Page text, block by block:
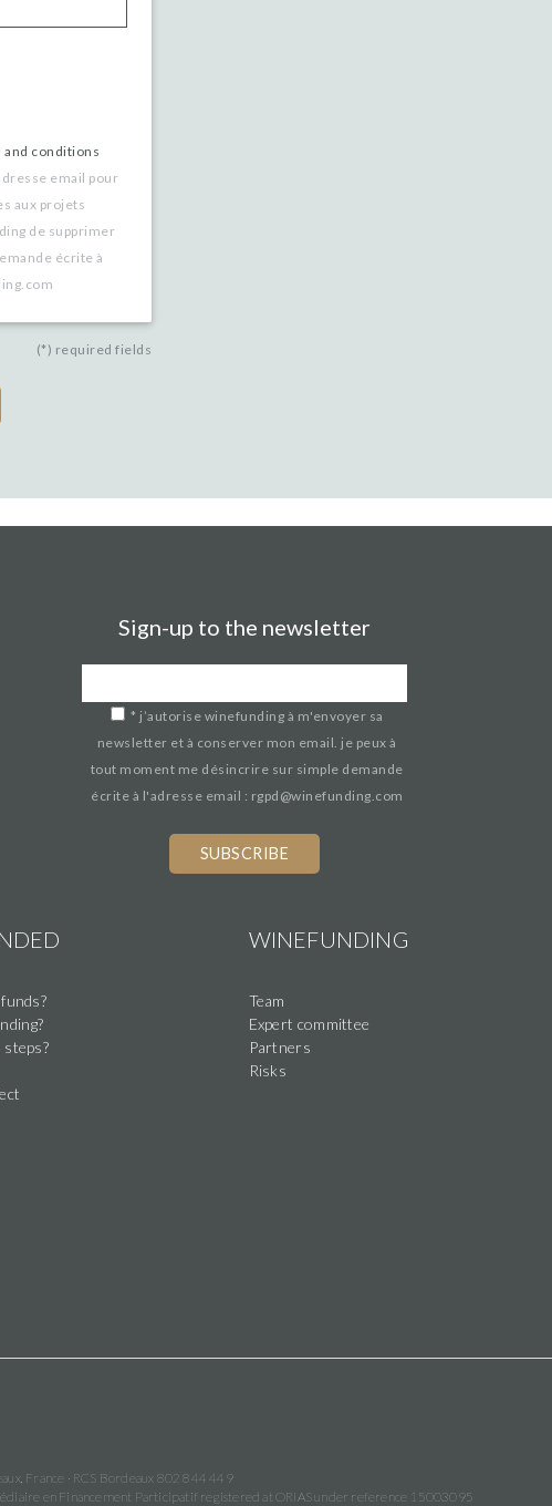
and conditions
email pour
aux projets
de supprimer
écrite à
(*) required fields
Sign-up to the newsletter
* j’autorise winefunding à m'envoyer sa
newsletter et à conserver mon email. je peux à
tout moment me désincrire sur simple demande
écrite à l'adresse email : rgpd@winefunding.com
WINEFUNDING
Team
Expert committee
Partners
Risks
France · RCS Bordeaux 802 844 449
en Financement Participatif registered at ORIAS under reference 15003095